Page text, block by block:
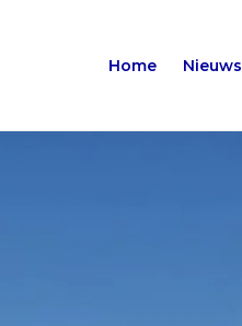
Home Nieuws